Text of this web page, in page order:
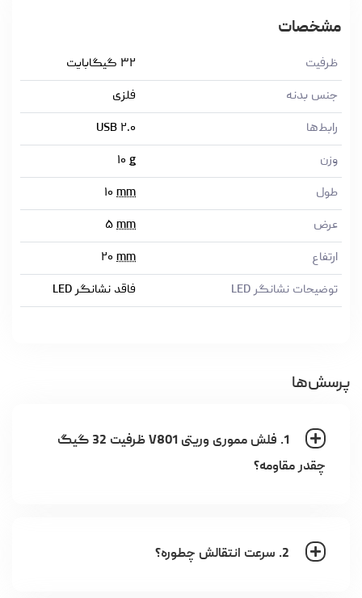
مشخصات
ظرفیت
۳۲ گیگابایت
جنس بدنه
فلزی
رابط‌ها
USB ۲.۰
وزن
۱۰ g
طول
۱۰ mm
عرض
۵ mm
ارتفاع
۲۰ mm
توضیحات نشانگر LED
فاقد نشانگر LED
پرسش‌ها
1. فلش مموری وریتی V801 ظرفیت 32 گیگ
چقدر مقاومه؟
2. سرعت انتقالش چطوره؟